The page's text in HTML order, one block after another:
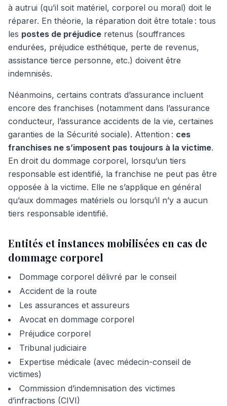
à autrui (qu’il soit matériel, corporel ou moral) doit le
réparer. En théorie, la réparation doit être totale : tous
les postes de préjudice retenus (souffrances
endurées, préjudice esthétique, perte de revenus,
assistance tierce personne, etc.) doivent être
indemnisés.
Néanmoins, certains contrats d’assurance incluent
encore des franchises (notamment dans l’assurance
conducteur, l’assurance accidents de la vie, certaines
garanties de la Sécurité sociale). Attention : ces
franchises ne s’imposent pas toujours à la victime.
En droit du dommage corporel, lorsqu’un tiers
responsable est identifié, la franchise ne peut pas être
opposée à la victime. Elle ne s’applique en général
qu’aux dommages matériels ou lorsqu’il n’y a aucun
tiers responsable identifié.
Entités et instances mobilisées en cas de
dommage corporel
Dommage corporel délivré par le conseil
Accident de la route
Les assurances et assureurs
Avocat en dommage corporel
Préjudice corporel
Tribunal judiciaire
Expertise médicale (avec médecin-conseil de
victimes)
Commission d’indemnisation des victimes
d’infractions (CIVI)